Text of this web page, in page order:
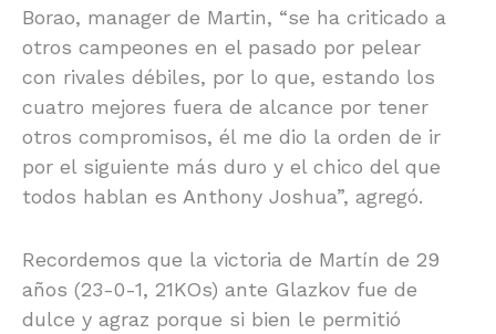
Borao, manager de Martin, “se ha criticado a
otros campeones en el pasado por pelear
con rivales débiles, por lo que, estando los
cuatro mejores fuera de alcance por tener
otros compromisos, él me dio la orden de ir
por el siguiente más duro y el chico del que
todos hablan es Anthony Joshua”, agregó.
Recordemos que la victoria de Martín de 29
años (23-0-1, 21KOs) ante Glazkov fue de
dulce y agraz porque si bien le permitió